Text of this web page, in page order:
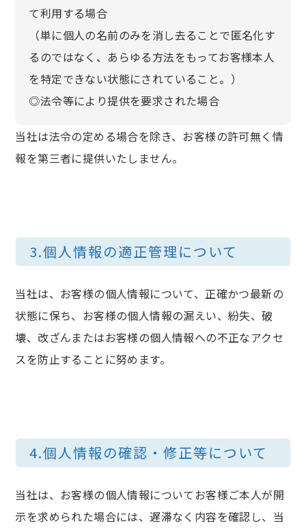
て利用する場合
（単に個人の名前のみを消し去ることで匿名化す
るのではなく、あらゆる方法をもってお客様本人
を特定できない状態にされていること。）
◎法令等により提供を要求された場合
当社は法令の定める場合を除き、お客様の許可無く情
報を第三者に提供いたしません。
3.個人情報の適正管理について
当社は、お客様の個人情報について、正確かつ最新の
状態に保ち、お客様の個人情報の漏えい、紛失、破
壊、改ざんまたはお客様の個人情報への不正なアクセ
スを防止することに努めます。
4.個人情報の確認・修正等について
当社は、お客様の個人情報についてお客様ご本人が開
示を求められた場合には、遅滞なく内容を確認し、当